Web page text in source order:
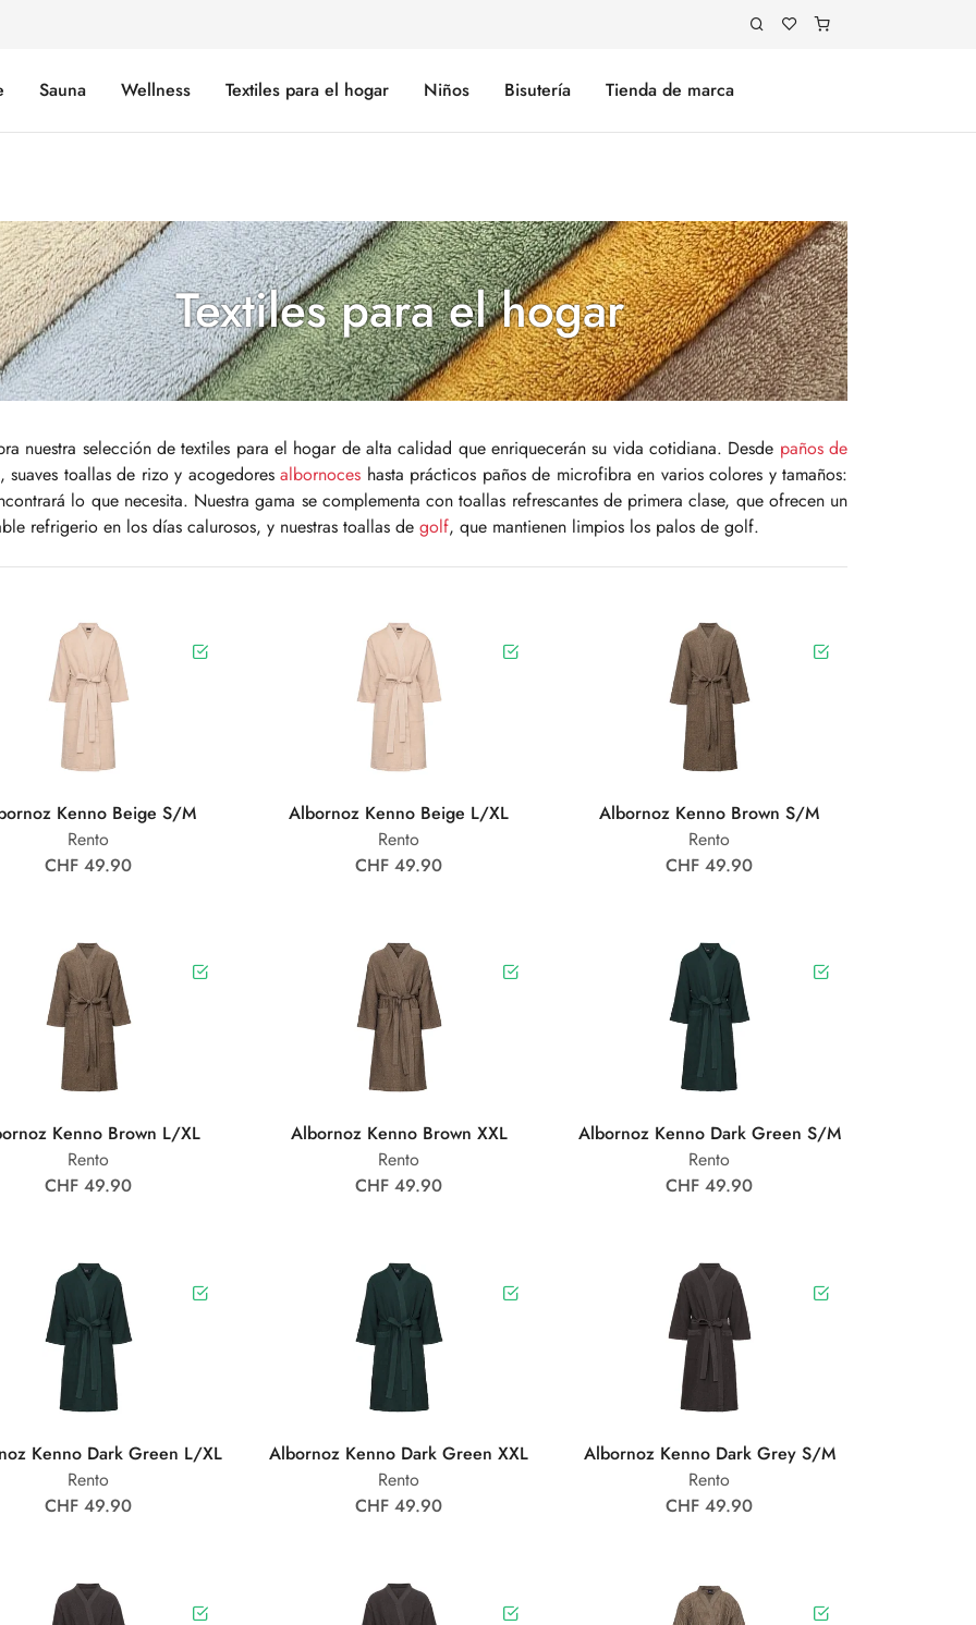
Sauna Wellness Textiles para el hogar Niños Bisutería Tienda de marca
Textiles para el hogar
nuestra selección de textiles para el hogar de alta calidad que enriquecerán su vida cotidiana. Desde paños de
, suaves toallas de rizo y acogedoresalbornoces hasta prácticos paños de microfibra en varios colores y tamaños:
lo que necesita. Nuestra gama se complementa con toallas refrescantes de primera clase, que ofrecen un
refrigerio en los días calurosos, y nuestras toallas de golf, que mantienen limpios los palos de golf.
Kenno Beige S/M
Rento
CHF 49.90
Albornoz Kenno Beige L/XL
Rento
CHF 49.90
Albornoz Kenno Brown S/M
Rento
CHF 49.90
Kenno Brown L/XL
Rento
CHF 49.90
Albornoz Kenno Brown XXL
Rento
CHF 49.90
Albornoz Kenno Dark Green S/M
Rento
CHF 49.90
Kenno Dark Green L/XL
Rento
CHF 49.90
Albornoz Kenno Dark Green XXL
Rento
CHF 49.90
Albornoz Kenno Dark Grey S/M
Rento
CHF 49.90